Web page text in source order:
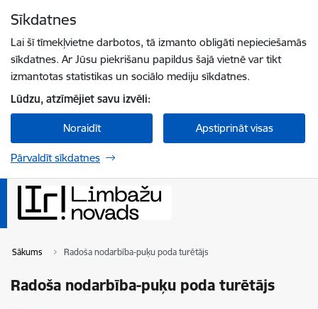
Sīkdatnes
Lai šī tīmekļvietne darbotos, tā izmanto obligāti nepieciešamās
sīkdatnes. Ar Jūsu piekrišanu papildus šajā vietnē var tikt
izmantotas statistikas un sociālo mediju sīkdatnes.
Lūdzu, atzīmējiet savu izvēli:
Noraidīt Apstiprināt visas
Pārvaldīt sīkdatnes
Sākums Radoša nodarbība-puķu poda turētājs
Radoša nodarbība-puķu poda turētājs